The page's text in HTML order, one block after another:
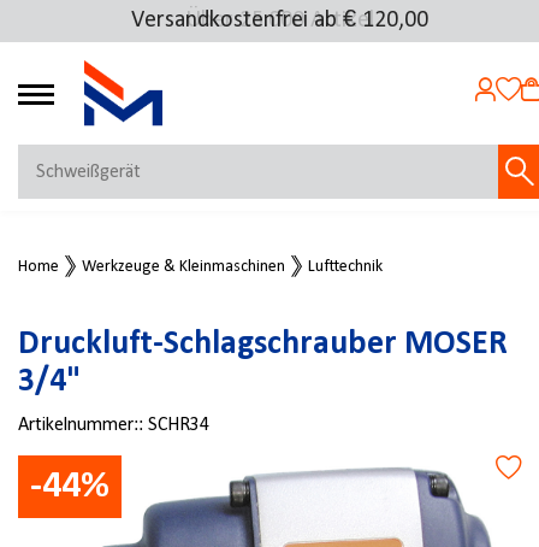
Über 25.000 Artikel
Versandkostenfrei ab € 120,00
4.69
MEIN KONTO
Jetzt anmelden
NEU BEI FMOSER?
Jetzt registrieren
Home Werkzeuge & Kleinmaschinen Lufttechnik
Druckluft-Schlagschrauber MOSER
3/4"
Artikelnummer:: SCHR34
-44%